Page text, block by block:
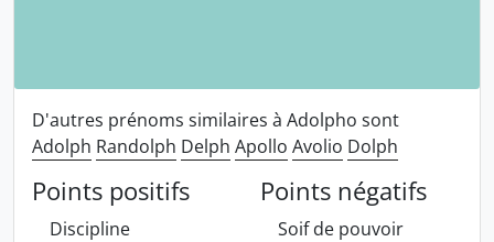
D'autres prénoms similaires à Adolpho sont
Adolph Randolph Delph Apollo Avolio Dolph
Points positifs
Discipline
Points négatifs
Soif de pouvoir